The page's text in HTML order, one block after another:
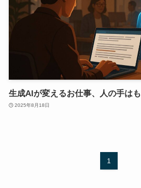
生成AIが変えるお仕事、人の手は
2025年8月18日
1